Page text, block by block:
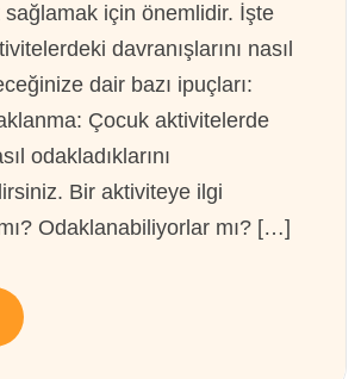
için önemlidir. İşte
davranışlarını nasıl
dair bazı ipuçları:
Çocuk aktivitelerde
odakladıklarını
Bir aktiviteye ilgi
Odaklanabiliyorlar mı? […]